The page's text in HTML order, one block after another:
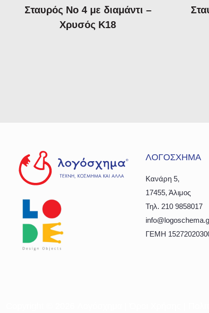
Σταυρός Νο 4 με διαμάντι –
Χρυσός Κ18
ΛΟΓΟΣΧΗΜΑ
Κανάρη 5,
17455, Άλιμος
Τηλ. 210 9858017
ΓΕΜΗ